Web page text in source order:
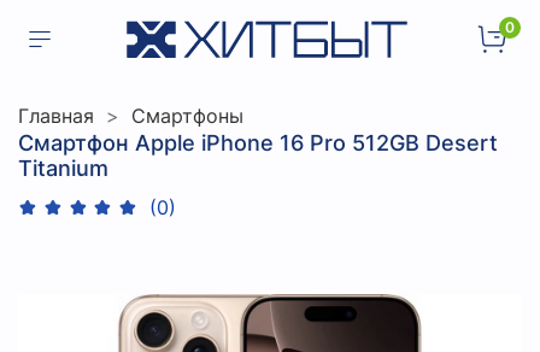
0
Главная Смартфоны
Смартфон Apple iPhone 16 Pro 512GB Desert
Titanium
(0)